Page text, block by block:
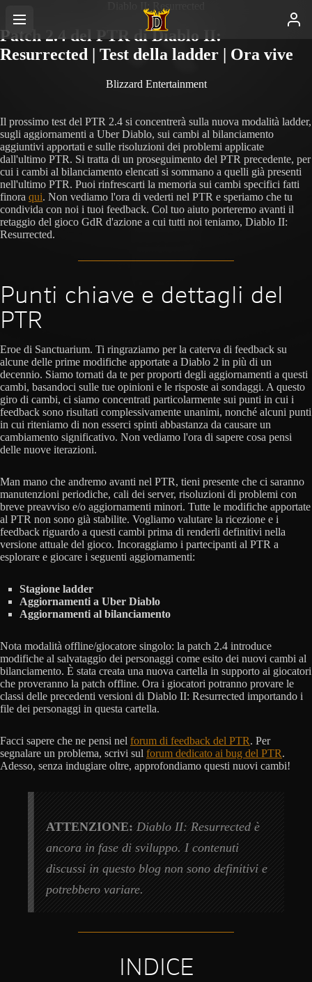
Diablo II: Resurrected
Patch 2.4 del PTR di Diablo II:
Resurrected | Test della ladder | Ora vive
Blizzard Entertainment
Il prossimo test del PTR 2.4 si concentrerà sulla nuova modalità ladder,
sugli aggiornamenti a Uber Diablo, sui cambi al bilanciamento
aggiuntivi apportati e sulle risoluzioni dei problemi applicate
dall'ultimo PTR. Si tratta di un proseguimento del PTR precedente, per
cui i cambi al bilanciamento elencati si sommano a quelli già presenti
nell'ultimo PTR. Puoi rinfrescarti la memoria sui cambi specifici fatti
finora qui. Non vediamo l'ora di vederti nel PTR e speriamo che tu
condivida con noi i tuoi feedback. Col tuo aiuto porteremo avanti il
retaggio del gioco GdR d'azione a cui tutti noi teniamo, Diablo II:
Resurrected.
Punti chiave e dettagli del
PTR
Eroe di Sanctuarium. Ti ringraziamo per la caterva di feedback su
alcune delle prime modifiche apportate a Diablo 2 in più di un
decennio. Siamo tornati da te per proporti degli aggiornamenti a questi
cambi, basandoci sulle tue opinioni e le risposte ai sondaggi. A questo
giro di cambi, ci siamo concentrati particolarmente sui punti in cui i
feedback sono risultati complessivamente unanimi, nonché alcuni punti
in cui riteniamo di non esserci spinti abbastanza da causare un
cambiamento significativo. Non vediamo l'ora di sapere cosa pensi
delle nuove iterazioni.
Man mano che andremo avanti nel PTR, tieni presente che ci saranno
manutenzioni periodiche, cali dei server, risoluzioni di problemi con
breve preavviso e/o aggiornamenti minori. Tutte le modifiche apportate
al PTR non sono già stabilite. Vogliamo valutare la ricezione e i
feedback riguardo a questi cambi prima di renderli definitivi nella
versione attuale del gioco. Incoraggiamo i partecipanti al PTR a
esplorare e giocare i seguenti aggiornamenti:
Stagione ladder
Aggiornamenti a Uber Diablo
Aggiornamenti al bilanciamento
Nota modalità offline/giocatore singolo: la patch 2.4 introduce
modifiche al salvataggio dei personaggi come esito dei nuovi cambi al
bilanciamento. È stata creata una nuova cartella in supporto ai giocatori
che proveranno la patch offline. Ora i giocatori potranno provare le
classi delle precedenti versioni di Diablo II: Resurrected importando i
file dei personaggi in questa cartella.
Facci sapere che ne pensi nel forum di feedback del PTR. Per
segnalare un problema, scrivi sul forum dedicato ai bug del PTR.
Adesso, senza indugiare oltre, approfondiamo questi nuovi cambi!
ATTENZIONE: Diablo II: Resurrected è
ancora in fase di sviluppo. I contenuti
discussi in questo blog non sono definitivi e
potrebbero variare.
INDICE